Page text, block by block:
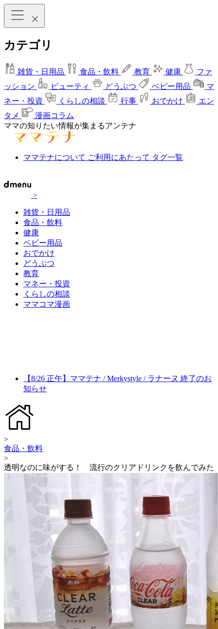
カテゴリ
雑貨・日用品 食品・飲料 教育 健康
ファ
ッション
ビューティ どうぶつ ベビー用品
マ
ネー・投資
くらしの相談 行事 おでかけ
エン
タメ
漫画コラム
ママの知りたい情報が集まるアンテナ
ママテナについて ご利用にあたって タグ一覧
>
雑貨・日用品
食品・飲料
健康
ベビー用品
おでかけ
どうぶつ
教育
マネー・投資
くらしの相談
ママコマ漫画
【8/26 正午】ママテナ / Merkystyle / ラナーヌ 終了のお
知らせ
>
食品・飲料
>
透明なのに味がする！ 流行のクリアドリンクを飲んでみた